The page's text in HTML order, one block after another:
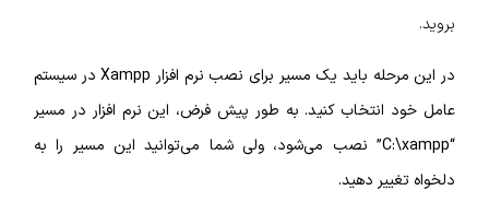
بروید.
در این مرحله باید یک مسیر برای نصب نرم افزار Xampp در سیستم
عامل خود انتخاب کنید. به طور پیش فرض، این نرم افزار در مسیر
“C:\xampp” نصب می‌شود، ولی شما می‌توانید این مسیر را به
دلخواه تغییر دهید.